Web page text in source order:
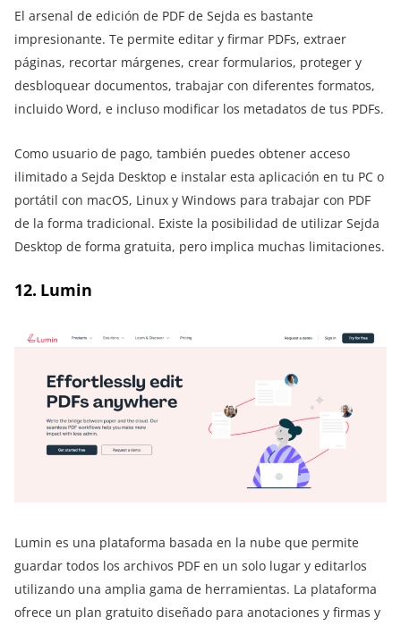
El arsenal de edición de PDF de Sejda es bastante
impresionante. Te permite editar y firmar PDFs, extraer
páginas, recortar márgenes, crear formularios, proteger y
desbloquear documentos, trabajar con diferentes formatos,
incluido Word, e incluso modificar los metadatos de tus PDFs.
Como usuario de pago, también puedes obtener acceso
ilimitado a Sejda Desktop e instalar esta aplicación en tu PC o
portátil con macOS, Linux y Windows para trabajar con PDF
de la forma tradicional. Existe la posibilidad de utilizar Sejda
Desktop de forma gratuita, pero implica muchas limitaciones.
12. Lumin
Lumin es una plataforma basada en la nube que permite
guardar todos los archivos PDF en un solo lugar y editarlos
utilizando una amplia gama de herramientas. La plataforma
ofrece un plan gratuito diseñado para anotaciones y firmas y